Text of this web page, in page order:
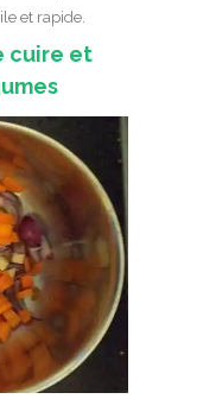
et rapide.
cuire et